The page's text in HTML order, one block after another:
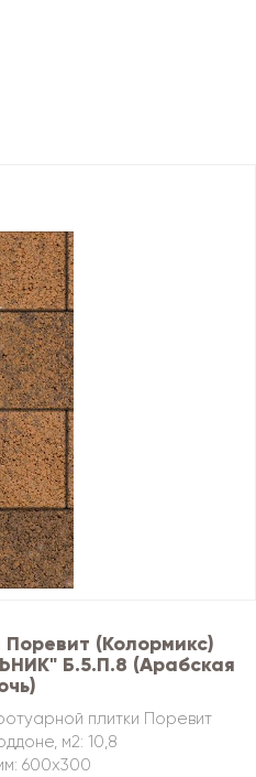
(Колормикс)
Б.5.П.8 (Арабская
плитки Поревит
м2: 10,8
600х300